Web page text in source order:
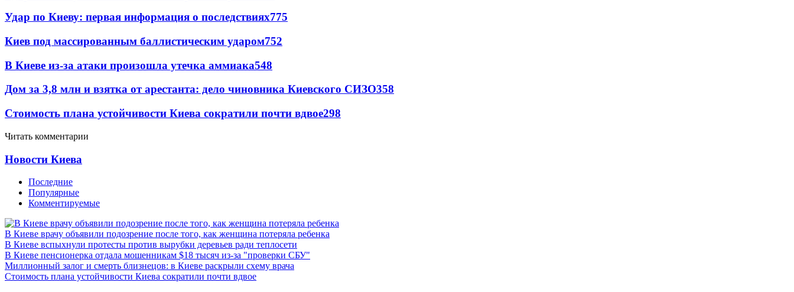
Удар по Киеву: первая информация о последствиях775
Киев под массированным баллистическим ударом752
В Киеве из-за атаки произошла утечка аммиака548
Дом за 3,8 млн и взятка от арестанта: дело чиновника Киевского СИЗО358
Стоимость плана устойчивости Киева сократили почти вдвое298
Читать комментарии
Новости Киева
Последние
Популярные
Комментируемые
В Киеве врачу объявили подозрение после того, как женщина потеряла ребенка
В Киеве вспыхнули протесты против вырубки деревьев ради теплосети
В Киеве пенсионерка отдала мошенникам $18 тысяч из-за "проверки СБУ"
Миллионный залог и смерть близнецов: в Киеве раскрыли схему врача
Стоимость плана устойчивости Киева сократили почти вдвое